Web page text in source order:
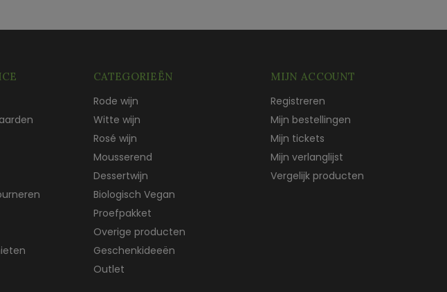
CATEGORIEËN
Rode wijn
Witte wijn
Rosé wijn
Mousserend
Dessertwijn
Biologisch Vegan
Proefpakket
Overige producten
Geschenkideeën
Outlet
MIJN ACCOUNT
Registreren
Mijn bestellingen
Mijn tickets
Mijn verlanglijst
Vergelijk producten